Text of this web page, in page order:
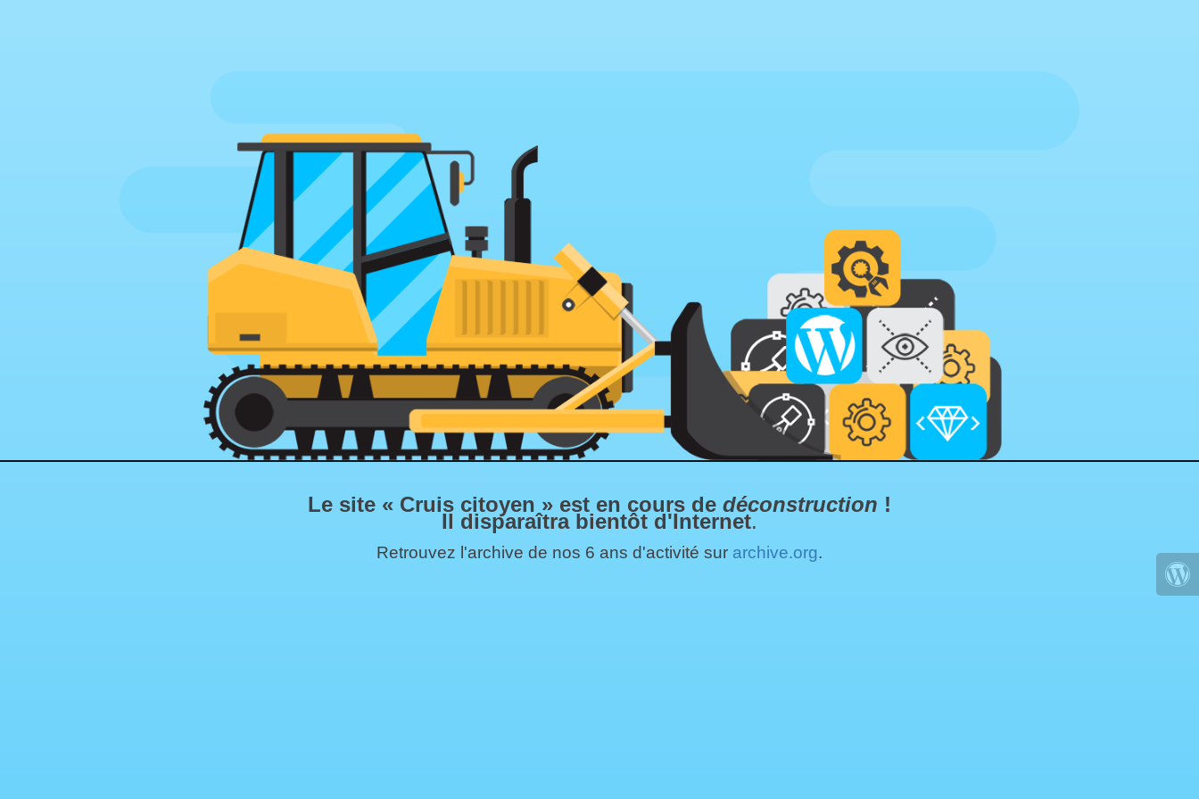
Le site « Cruis citoyen » est en cours de déconstruction !
Il disparaîtra bientôt d'Internet.
Retrouvez l'archive de nos 6 ans d'activité sur archive.org.